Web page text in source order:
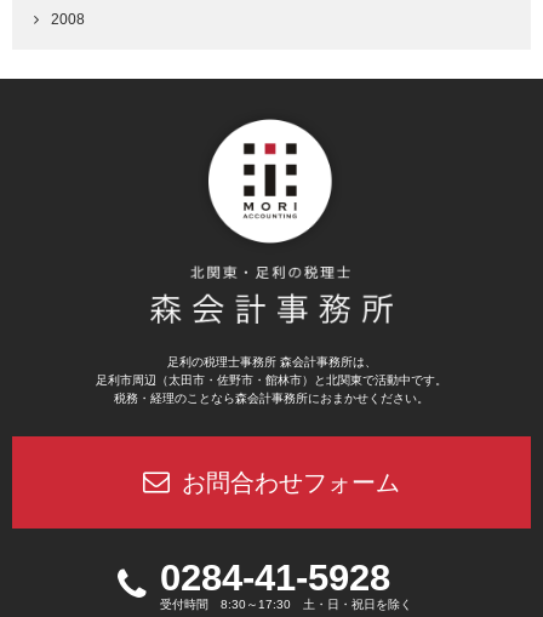
2008
足利の税理士事務所 森会計事務所は、
足利市周辺（太田市・佐野市・館林市）と北関東で活動中です。
税務・経理のことなら森会計事務所におまかせください。
お問合わせフォーム
0284-41-5928
受付時間 8:30～17:30 土・日・祝日を除く